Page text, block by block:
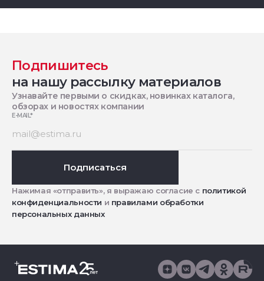
Подпишитесь
на нашу рассылку материалов
Узнавайте первыми о скидках, новинках каталога,
обзорах и новостях компании
E-MAIL*
Подписаться
Нажимая «отправить», я выражаю согласие с политикой
конфиденциальности и правилами обработки
персональных данных